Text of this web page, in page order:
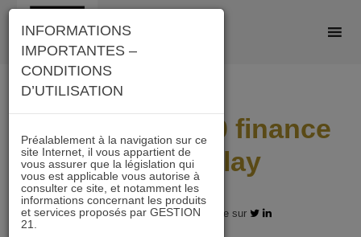
Skip
content
ViePlus 220210 finance
durable play
17.02.2022 - Partagez l'article sur
INFORMATIONS
IMPORTANTES –
CONDITIONS
D’UTILISATION
Préalablement à la navigation sur ce
site Internet, il vous appartient de
vous assurer que la législation qui
vous est applicable vous autorise à
consulter ce site, et notamment les
informations concernant les produits
et services proposés par GESTION
21.